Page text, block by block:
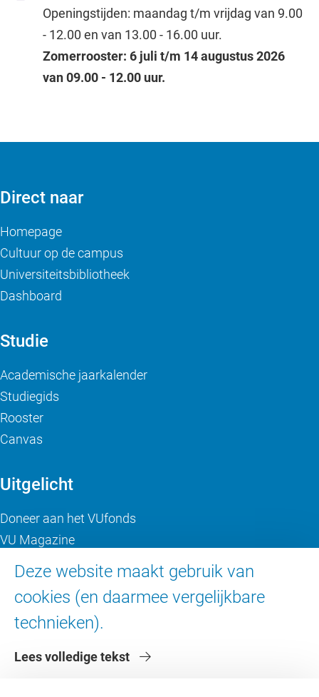
Openingstijden: maandag t/m vrijdag van 9.00
- 12.00 en van 13.00 - 16.00 uur.
Zomerrooster: 6 juli t/m 14 augustus 2026
van 09.00 - 12.00 uur.
Deze website maakt gebruik van
cookies (en daarmee vergelijkbare
technieken).
Lees volledige tekst
Direct naar
Homepage
Cultuur op de campus
Universiteitsbibliotheek
Dashboard
Studie
Academische jaarkalender
Studiegids
Rooster
Canvas
Uitgelicht
Doneer aan het VUfonds
VU Magazine
Over de VU
Contact en route